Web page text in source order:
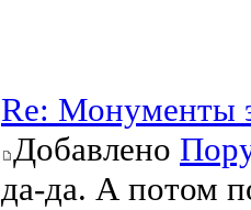
Re: Монументы
Добавлено
да-да. А потом